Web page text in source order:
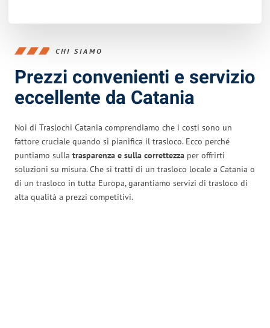
CHI SIAMO
Prezzi convenienti e servizio
eccellente da Catania
Noi di Traslochi Catania comprendiamo che i costi sono un
fattore cruciale quando si pianifica il trasloco. Ecco perché
puntiamo sulla trasparenza e sulla correttezza per offrirti
soluzioni su misura. Che si tratti di un trasloco locale a Catania o
di un trasloco in tutta Europa, garantiamo servizi di trasloco di
alta qualità a prezzi competitivi.